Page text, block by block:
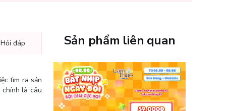
đáp
tìm ra sản
chính là câu
Sản phẩm liên quan